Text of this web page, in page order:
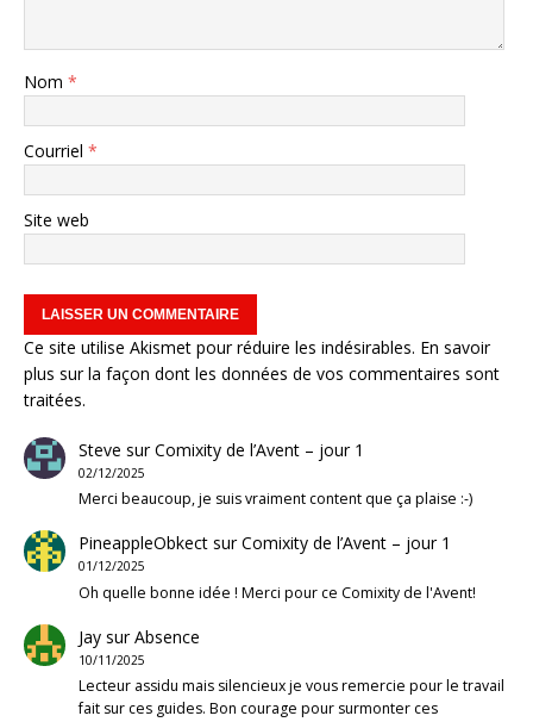
Nom *
Courriel *
Site web
Ce site utilise Akismet pour réduire les indésirables. En savoir
plus sur la façon dont les données de vos commentaires sont
traitées.
Steve surComixity de l’Avent – jour 1
02/12/2025
Merci beaucoup, je suis vraiment content que ça plaise :-)
PineappleObkectsurComixity de l’Avent – jour 1
01/12/2025
Oh quelle bonne idée ! Merci pour ce Comixity de l'Avent!
JaysurAbsence
10/11/2025
Lecteur assidu mais silencieux je vous remercie pour le travail
fait sur ces guides. Bon courage pour surmonter ces